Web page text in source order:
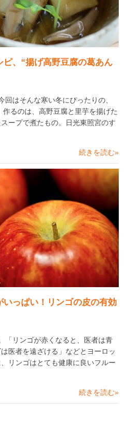
、“揚げ高野豆腐の葛あん
はそんな寒い冬にぴったりの、
るのは、高野豆腐と里芋を揚げた
ープで煮たもの。日光東照宮のす
続きを読む»
っぱい！リンゴの皮の有効
「リンゴが赤くなると、医者は青
医者を遠ざける」などとヨーロッ
リンゴはとても健康に良いフルー
続きを読む»